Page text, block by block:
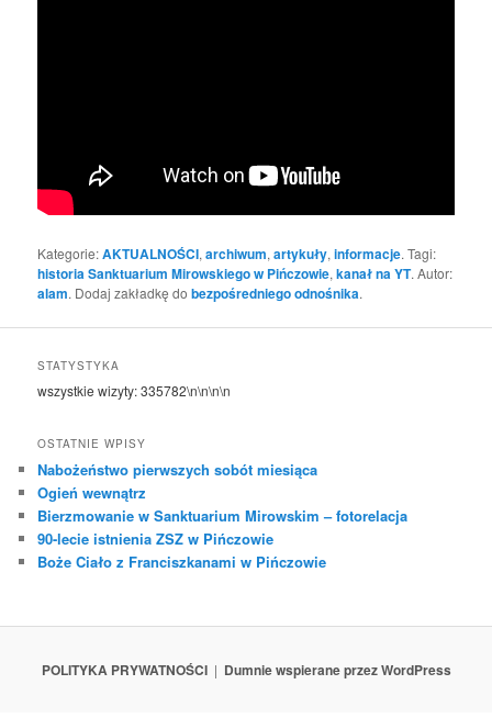
Kategorie:AKTUALNOŚCI,archiwum,artykuły,informacje. Tagi:
historia Sanktuarium Mirowskiego w Pińczowie,kanał na YT. Autor:
alam. Dodaj zakładkę dobezpośredniego odnośnika.
STATYSTYKA
wszystkie wizyty:335782\n\n\n\n
OSTATNIE WPISY
Nabożeństwo pierwszych sobót miesiąca
Ogień wewnątrz
Bierzmowanie w Sanktuarium Mirowskim – fotorelacja
90-lecie istnienia ZSZ w Pińczowie
Boże Ciało z Franciszkanami w Pińczowie
POLITYKA PRYWATNOŚCI Dumnie wspierane przez WordPress